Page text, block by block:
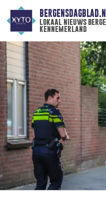
lokaal nieuws
kennemerland